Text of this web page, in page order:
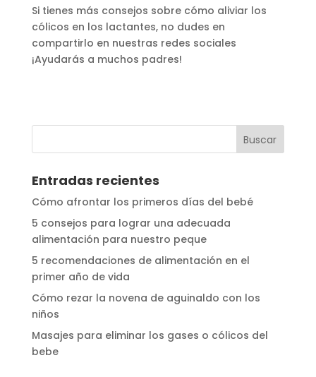
Si tienes más consejos sobre cómo aliviar los
cólicos en los lactantes, no dudes en
compartirlo en nuestras redes sociales
¡Ayudarás a muchos padres!
Entradas recientes
Cómo afrontar los primeros días del bebé
5 consejos para lograr una adecuada
alimentación para nuestro peque
5 recomendaciones de alimentación en el
primer año de vida
Cómo rezar la novena de aguinaldo con los
niños
Masajes para eliminar los gases o cólicos del
bebe